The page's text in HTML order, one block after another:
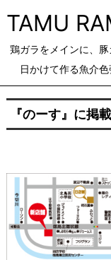
TAMU
鶏ガラをメインに、
日かけて作る魚介
『のーす』に掲